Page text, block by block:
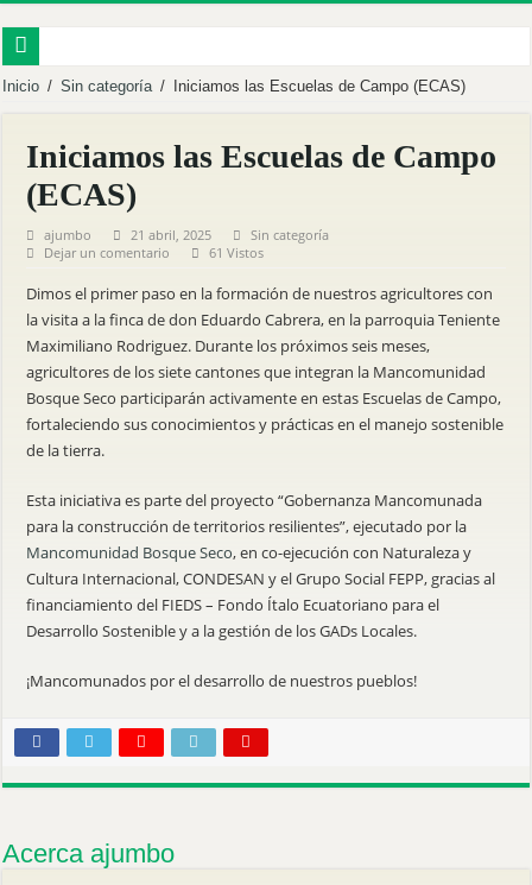
EMPRENDEDORES FORTALECEN SUS CAPACIDADES EN
PALTAS FUE SEDE DEL FORO DE GOBERNANZA HÍDRICA Y GESTIÓN
MÁS DE 60 PRODUCTORES FORTALECEN SU PRODUCCIÓN CON
MBS INVITA A LA DELIVERACIÓN PÚBLICA PARA EL PROCESO DE
Reforestamos para cuidar la vida.
Fortalecemos al territorio desde la sostenibilidad.
Mancomunidad Bosque Seco y Universidad Nacional de Loja fortalecen el
RENDICIÓN DE CUENTAS 2025
Inicio / Sin categoría / Iniciamos las Escuelas de Campo (ECAS)
Iniciamos las Escuelas de Campo
(ECAS)
ajumbo 21 abril, 2025
Sin categoría
Dejar un comentario
61 Vistos
Dimos el primer paso en la formación de nuestros agricultores con
la visita a la finca de don Eduardo Cabrera, en la parroquia Teniente
Maximiliano Rodriguez. Durante los próximos seis meses,
agricultores de los siete cantones que integran la Mancomunidad
Bosque Seco participarán activamente en estas Escuelas de Campo,
fortaleciendo sus conocimientos y prácticas en el manejo sostenible
de la tierra.
Esta iniciativa es parte del proyecto “Gobernanza Mancomunada
para la construcción de territorios resilientes”, ejecutado por la
Mancomunidad Bosque Seco, en co-ejecución con Naturaleza y
Cultura Internacional, CONDESAN y el Grupo Social FEPP, gracias al
financiamiento del FIEDS – Fondo Ítalo Ecuatoriano para el
Desarrollo Sostenible y a la gestión de los GADs Locales.
¡Mancomunados por el desarrollo de nuestros pueblos!
Acerca ajumbo